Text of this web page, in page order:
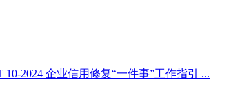
10-2024 企业信用修复“一件事”工作指引 ...